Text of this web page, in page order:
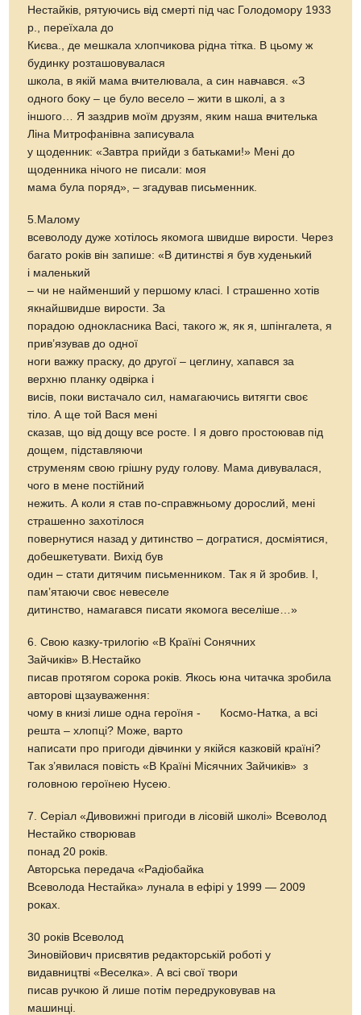
Нестайків, рятуючись від смерті під час Голодомору 1933
р., переїхала до
Києва., де мешкала хлопчикова рідна тітка. В цьому ж
будинку розташовувалася
школа, в якій мама вчителювала, а син навчався. «З
одного боку – це було весело – жити в школі, а з
іншого… Я заздрив моїм друзям, яким наша вчителька
Ліна Митрофанівна записувала
у щоденник: «Завтра прийди з батьками!» Мені до
щоденника нічого не писали: моя
мама була поряд», – згадував письменник.
5.Малому
всеволоду дуже хотілось якомога швидше вирости. Через
багато років він запише: «В дитинстві я був худенький
і маленький
– чи не найменший у першому класі. І страшенно хотів
якнайшвидше вирости. За
порадою однокласника Васі, такого ж, як я, шпінгалета, я
прив’язував до одної
ноги важку праску, до другої – цеглину, хапався за
верхню планку одвірка і
висів, поки вистачало сил, намагаючись витягти своє
тіло. А ще той Вася мені
сказав, що від дощу все росте. І я довго простоював під
дощем, підставляючи
струменям свою грішну руду голову. Мама дивувалася,
чого в мене постійний
нежить. А коли я став по-справжньому дорослий, мені
страшенно захотілося
повернутися назад у дитинство – догратися, досміятися,
добешкетувати. Вихід був
один – стати дитячим письменником. Так я й зробив. І,
пам’ятаючи своє невеселе
дитинство, намагався писати якомога веселіше…»
6. Свою казку-трилогію «В Країні Сонячних
Зайчиків» В.Нестайко
писав протягом сорока років. Якось юна читачка зробила
авторові щзауваження:
чому в книзі лише одна героїня - Космо-Натка, а всі
решта – хлопці? Може, варто
написати про пригоди дівчинки у якійся казковій країні?
Так з’явилася повість «В Країні Місячних Зайчиків» з
головною героїнею Нусею.
7. Серіал «Дивовижні пригоди в лісовій школі» Всеволод
Нестайко створював
понад 20 років.
Авторська передача «Радіобайка
Всеволода Нестайка» лунала в ефірі у 1999 — 2009
роках.
30 років Всеволод
Зиновійович присвятив редакторській роботі у
видавництві «Веселка». А всі свої твори
писав ручкою й лише потім передруковував на
машинці.